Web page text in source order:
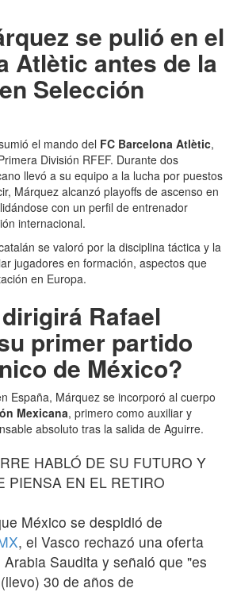
se pulió en el
Atlètic antes de la
Selección
el mando del FC Barcelona Atlètic,
División RFEF. Durante dos
llevó a su equipo a la lucha por puestos
Márquez alcanzó playoffs de ascenso en
con un perfil de entrenador
internacional.
se valoró por la disciplina táctica y la
jugadores en formación, aspectos que
en Europa.
Rafael
primer partido
de México?
España, Márquez se incorporó al cuerpo
Mexicana, primero como auxiliar y
absoluto tras la salida de Aguirre.
HABLÓ DE SU FUTURO Y
PIENSA EN EL RETIRO
México se despidió de
, el Vasco rechazó una oferta
Saudita y señaló que "es
30 de años de